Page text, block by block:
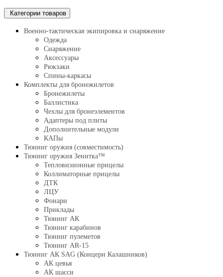
Категории товаров
Военно-тактическая экипировка и снаряжение
Одежда
Снаряжение
Аксессуары
Рюкзаки
Спины-каркасы
Комплекты для бронежилетов
Бронежилеты
Баллистика
Чехлы для бронеэлементов
Адаптеры под плиты
Дополнительные модули
КАПы
Тюнинг оружия (совместимость)
Тюнинг оружия Зенитка™
Тепловизионные прицелы
Коллиматорные прицелы
ДТК
ЛЦУ
Фонари
Приклады
Тюнинг АК
Тюнинг карабинов
Тюнинг пулеметов
Тюнинг AR-15
Тюнинг АК SAG (Концерн Калашников)
АК цевья
АК шасси